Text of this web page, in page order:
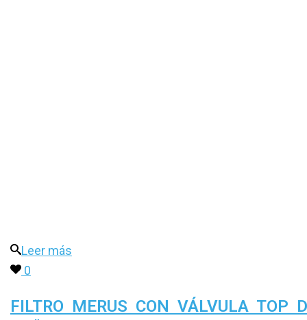
Leer más
0
FILTRO MERUS CON VÁLVULA TOP